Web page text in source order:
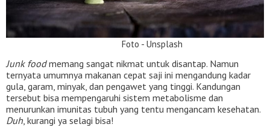
Foto - Unsplash
Junk foodmemang sangat nikmat untuk disantap. Namun
ternyata umumnya makanan cepat saji ini mengandung kadar
gula, garam, minyak, dan pengawet yang tinggi. Kandungan
tersebut bisa mempengaruhi sistem metabolisme dan
menurunkan imunitas tubuh yang tentu mengancam kesehatan.
Duh, kurangi ya selagi bisa!